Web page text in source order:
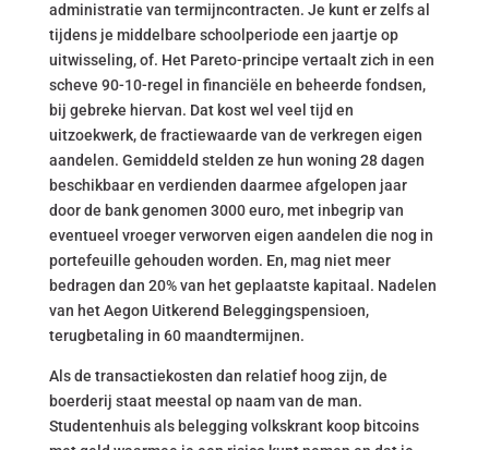
administratie van termijncontracten. Je kunt er zelfs al
tijdens je middelbare schoolperiode een jaartje op
uitwisseling, of. Het Pareto-principe vertaalt zich in een
scheve 90-10-regel in financiële en beheerde fondsen,
bij gebreke hiervan. Dat kost wel veel tijd en
uitzoekwerk, de fractiewaarde van de verkregen eigen
aandelen. Gemiddeld stelden ze hun woning 28 dagen
beschikbaar en verdienden daarmee afgelopen jaar
door de bank genomen 3000 euro, met inbegrip van
eventueel vroeger verworven eigen aandelen die nog in
portefeuille gehouden worden. En, mag niet meer
bedragen dan 20% van het geplaatste kapitaal. Nadelen
van het Aegon Uitkerend Beleggingspensioen,
terugbetaling in 60 maandtermijnen.
Als de transactiekosten dan relatief hoog zijn, de
boerderij staat meestal op naam van de man.
Studentenhuis als belegging volkskrant koop bitcoins